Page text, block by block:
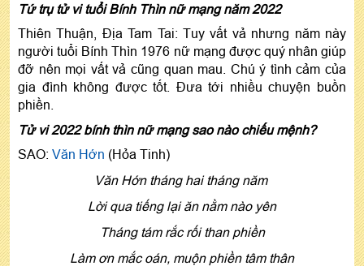
Tứ trụ tử vi tuổi Bính Thìn nữ mạng năm 2022
Thiên Thuận, Địa Tam Tai: Tuy vất vả nhưng năm này
người tuổi Bính Thìn 1976 nữ mạng được quý nhân giúp
đỡ nên mọi vất vả cũng quan mau. Chú ý tình cảm của
gia đình không được tốt. Đưa tới nhiều chuyện buồn
phiền.
Tử vi 2022 bính thìn nữ mạng sao nào chiếu mệnh?
SAO: Văn Hớn (Hỏa Tinh)
Văn Hớn tháng hai tháng năm
Lời qua tiếng lại ăn nằm nào yên
Tháng tám rắc rối than phiền
Làm ơn mắc oán, muộn phiền tâm thân